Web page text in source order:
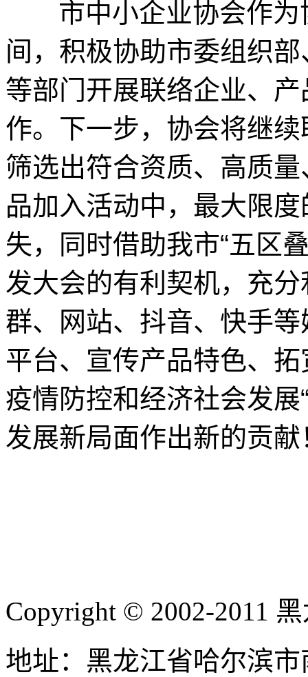
市中小企业协会作为
间，积极协助市委组织
等部门开展联络企业、
作。下一步，协会将继
筛选出符合资质、高质
品加入活动中，最大限
失，同时借助我市“五区
发大会的有利契机，充
群、网站、抖音、快手
平台、宣传产品特色、
疫情防控和经济社会发
发展新局面作出新的贡献
Copyright © 2002-2011
地址：黑龙江省哈尔滨